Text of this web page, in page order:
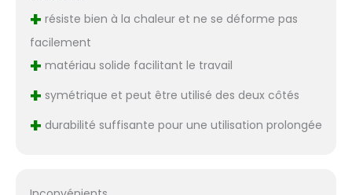
+ résiste bien à la chaleur et ne se déforme pas
facilement
+ matériau solide facilitant le travail
+ symétrique et peut être utilisé des deux côtés
+ durabilité suffisante pour une utilisation prolongée